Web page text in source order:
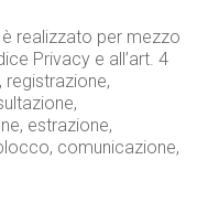
realizzato per mezzo
Privacy e all’art. 4
registrazione,
estrazione,
comunicazione,